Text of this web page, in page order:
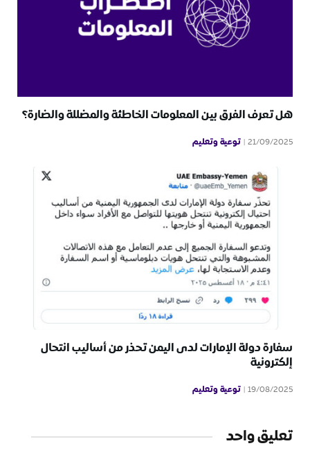
هل تعرف الفرق بين المعلومات الخاطئة والمضللة والضارة؟
21/09/2025 توعية وتعليم
سفارة دولة الإمارات لدى اليمن تحذر من أساليب انتحال
إلكترونية
19/08/2025 توعية وتعليم
تعليق واحد